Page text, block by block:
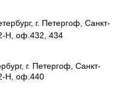
г. Петергоф, Санкт-
Н, оф.432, 434
г. Петергоф, Санкт-
Н, оф.440